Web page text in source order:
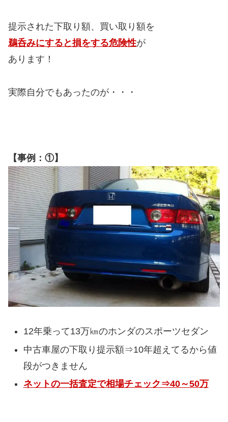
提示された下取り額、買い取り額を
鵜呑みにすると損をする危険性が
あります！
実際自分でもあったのが・・・
【事例：①】
12年乗って13万㎞のホンダのスポーツセダン
中古車屋の下取り提示額⇒10年超えてるから値
段がつきません
ネットの一括査定で相場チェック⇒40～50万